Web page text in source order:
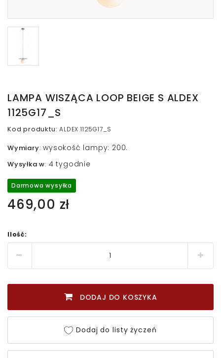
LAMPA WISZĄCA LOOP BEIGE S ALDEX
1125G17_S
Kod produktu:ALDEX 1125G17_S
Wymiary: wysokość lampy: 200.
Wysyłka w: 4 tygodnie
Darmowa wysyłka
469,00 zł
Ilość:
DODAJ DO KOSZYKA
Dodaj do listy życzeń